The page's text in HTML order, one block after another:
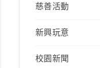
慈善活動
新興玩意
校園新聞